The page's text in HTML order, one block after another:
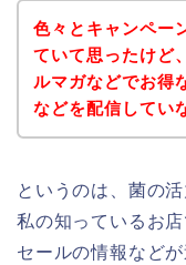
色々とキャンペー
ていて思ったけど
ルマガなどでお得
などを配信してい
というのは、菌の
私の知っているお
セールの情報など